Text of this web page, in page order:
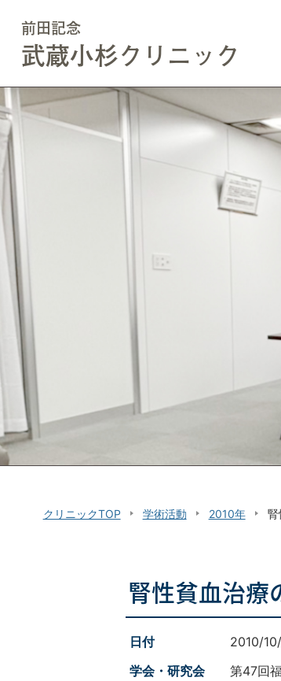
前田記念
武蔵小杉クリニック
クリニックTOP 学術活動 2010年 腎
腎性貧血治療
日付
2010/
学会・研究会
第47回